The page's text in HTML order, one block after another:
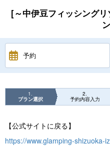
[～中伊豆フィッシング
予約
1
プラン選択
2
予約内容入力
【公式サイトに戻る】
https://www.glamping-shizuoka-